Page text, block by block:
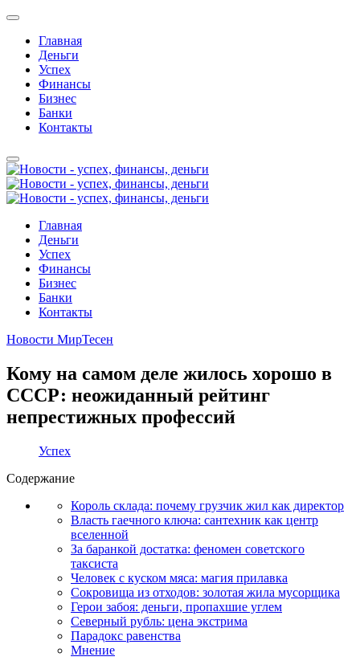
Главная
Деньги
Успех
Финансы
Бизнес
Банки
Контакты
Главная
Деньги
Успех
Финансы
Бизнес
Банки
Контакты
Новости МирТесен
Кому на самом деле жилось хорошо в
СССР: неожиданный рейтинг
непрестижных профессий
Успех
Содержание
Король склада: почему грузчик жил как директор
Власть гаечного ключа: сантехник как центр
вселенной
За баранкой достатка: феномен советского
таксиста
Человек с куском мяса: магия прилавка
Сокровища из отходов: золотая жила мусорщика
Герои забоя: деньги, пропахшие углем
Северный рубль: цена экстрима
Парадокс равенства
Мнение